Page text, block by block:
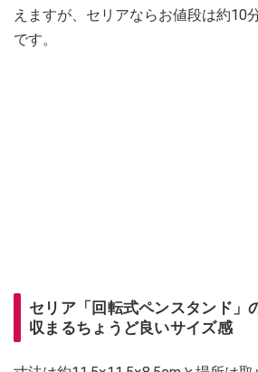
えますが、セリアならお値段は約10
です。
セリア「回転式ペンスタンド」
収まるちょうど良いサイズ感